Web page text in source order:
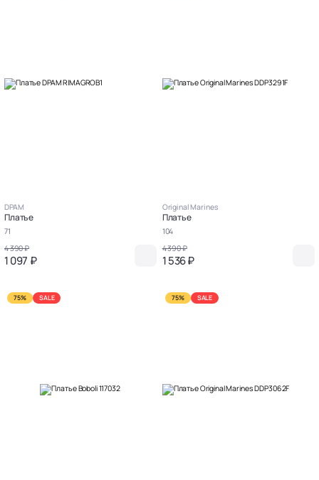
DPAM
Платье
71
4 390 ₽
1 097 ₽
Original Marines
Платье
104
4 390 ₽
1 536 ₽
75% SALE 75% SALE